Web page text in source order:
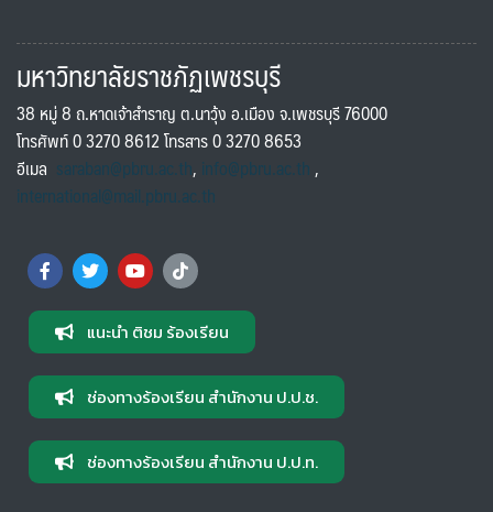
มหาวิทยาลัยราชภัฏเพชรบุรี
38 หมู่ 8 ถ.หาดเจ้าสำราญ ต.นาวุ้ง อ.เมือง จ.เพชรบุรี 76000
โทรศัพท์ 0 3270 8612 โทรสาร 0 3270 8653
อีเมล saraban@pbru.ac.th, info@pbru.ac.th,
international@mail.pbru.ac.th
แนะนำ ติชม ร้องเรียน
ช่องทางร้องเรียน สำนักงาน ป.ป.ช.
ช่องทางร้องเรียน สำนักงาน ป.ป.ท.